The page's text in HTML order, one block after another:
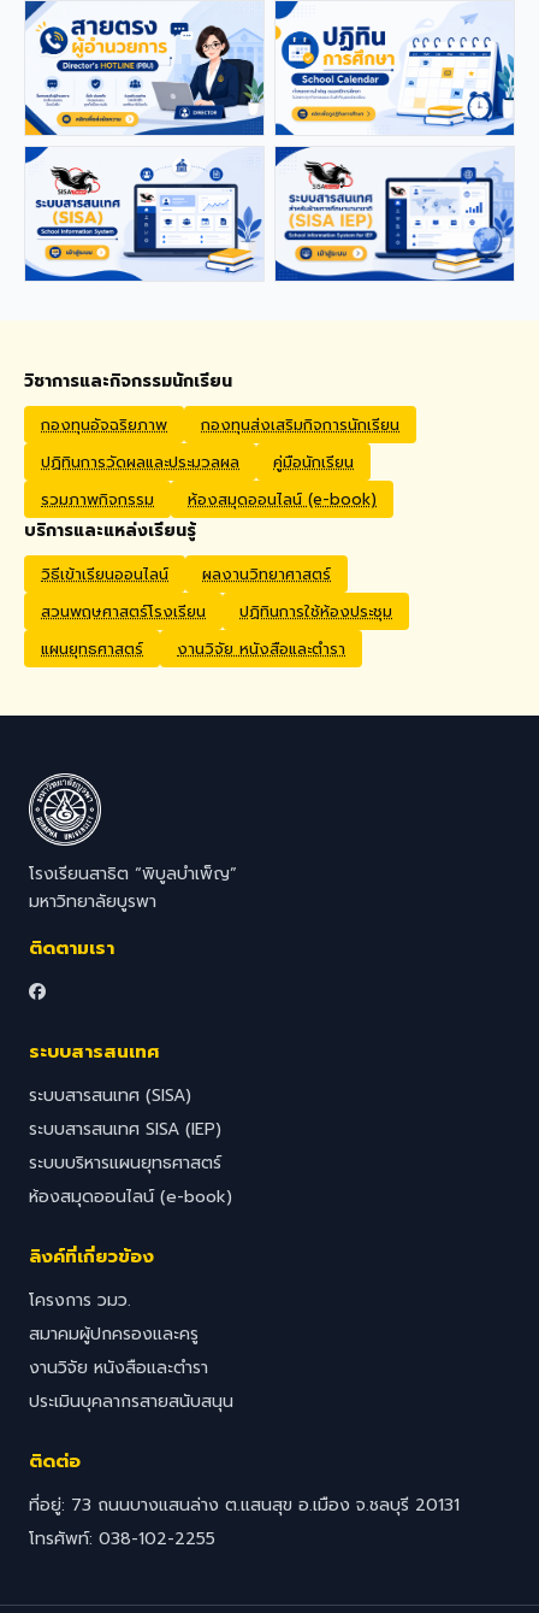
applications from qualified
foreign educators for
teaching positions
covering Kindergarten,
Primary, and High School
levels. Benefits Monthly
Salary: 30,000 – 40,000
THB Housing Allowance:
6,500 THB Full assistance
with Visa and Work Permit
extensions Private Health
Insurance cover
Studies, PE, Arts, or a
Speakers or Non-Native
English Speakers with a
verified TOEIC score of at
least 785. Prior teaching
experience is preferred.
Application Process
Interested candidates
should submit their CV,
passport copy, degree
certificates, relevant
transcripts/documents,
introduction via email to
วิชาการและกิจกรรมนักเรียน
กองทุนอัจฉริยภาพ
กองทุนส่งเสริมกิจการนักเรียน
ปฏิทินการวัดผลและประมวลผล
คู่มือนักเรียน
รวมภาพกิจกรรม
ห้องสมุดออนไลน์ (e-book)
บริการและแหล่งเรียนรู้
วิธีเข้าเรียนออนไลน์
ผลงานวิทยาศาสตร์
สวนพฤษศาสตร์โรงเรียน
ปฏิทินการใช้ห้องประชุม
แผนยุทธศาสตร์
งานวิจัย หนังสือและตำรา
โรงเรียนสาธิต “พิบูลบำเพ็ญ”
มหาวิทยาลัยบูรพา
ติดตามเรา
ระบบสารสนเทศ
ระบบสารสนเทศ (SISA)
ระบบสารสนเทศ SISA (IEP)
ระบบบริหารแผนยุทธศาสตร์
ห้องสมุดออนไลน์ (e-book)
ลิงค์ที่เกี่ยวข้อง
โครงการ วมว.
สมาคมผู้ปกครองและครู
งานวิจัย หนังสือและตำรา
ประเมินบุคลากรสายสนับสนุน
ติดต่อ
ที่อยู่: 73 ถนนบางแสนล่าง ต.แสนสุข อ.เมือง จ.ชลบุรี 20131
โทรศัพท์: 038-102-2255